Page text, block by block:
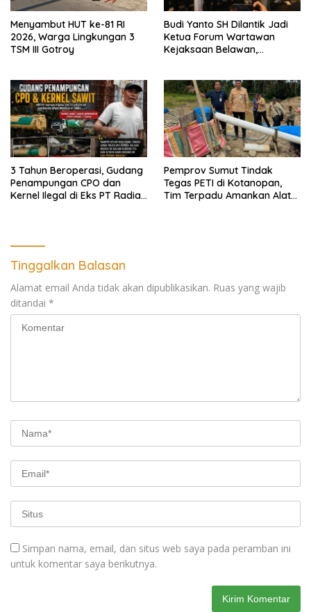
Menyambut HUT ke-81 RI
2026, Warga Lingkungan 3
TSM III Gotroy
Budi Yanto SH Dilantik Jadi
Ketua Forum Wartawan
Kejaksaan Belawan,
Pendampingan Hukum dan
Ekomoni Semua Anggota
3 Tahun Beroperasi, Gudang
Penampungan CPO dan
Kernel Ilegal di Eks PT Radian
Pemprov Sumut Tindak
Tegas PETI di Kotanopan,
Tim Terpadu Amankan Alat
Tinggalkan Balasan
Alamat email Anda tidak akan dipublikasikan. Ruas yang wajib
ditandai *
Simpan nama, email, dan situs web saya pada peramban ini
untuk komentar saya berikutnya.